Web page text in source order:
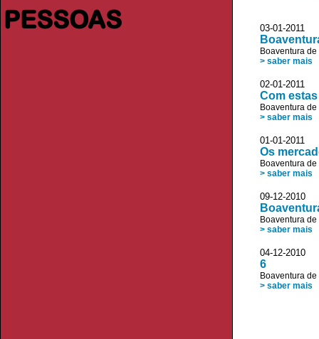
PESSOAS
03-01-2011
Boaventura
> saber mais
02-01-2011
Com
Boaventura
> saber mais
01-01-
Os
Boaventura
> saber mais
09-12-2010
Boaventura
> saber mais
04-12-
6
Boaventura
> saber mais